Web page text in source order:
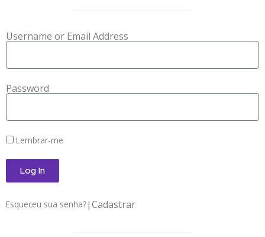
Username or Email Address
Password
Lembrar-me
Log In
Esqueceu sua senha?|Cadastrar